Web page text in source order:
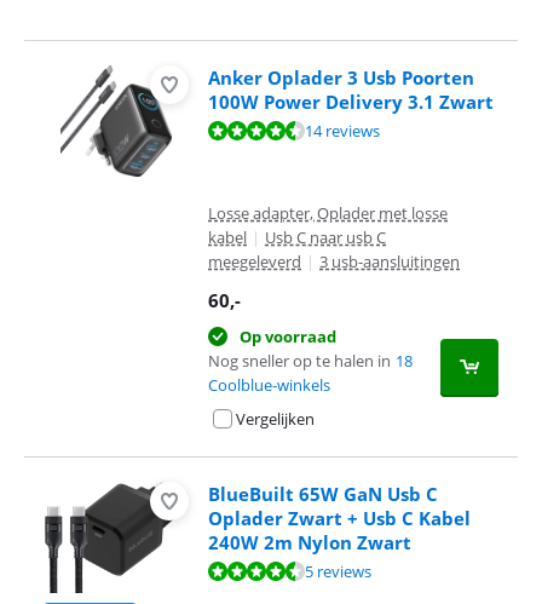
Anker Oplader 3 Usb Poorten
100W Power Delivery 3.1 Zwart
Beoordeling is 9,3 van de 10, gebaseerd op 14 reviews.
14 reviews
Losse adapter, Oplader met losse
kabel | Usb C naar usb C
meegeleverd | 3 usb-aansluitingen
60,-
Op voorraad
Nog sneller op te halen in 18
Coolblue-winkels
Vergelijken
BlueBuilt 65W GaN Usb C
Oplader Zwart + Usb C Kabel
240W 2m Nylon Zwart
Beoordeling is 9,0 van de 10, gebaseerd op 5 reviews.
5 reviews